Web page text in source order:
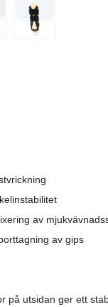
av
av gips
på utsidan ger ett